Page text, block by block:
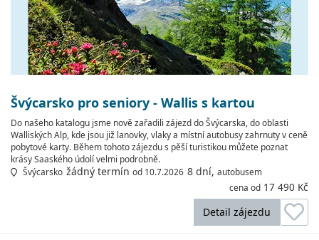
Švýcarsko pro seniory - Wallis s kartou
Do našeho katalogu jsme nově zařadili zájezd do Švýcarska, do oblasti
Walliských Alp, kde jsou již lanovky, vlaky a místní autobusy zahrnuty v ceně
pobytové karty. Během tohoto zájezdu s pěší turistikou můžete poznat
krásy Saaského údolí velmi podrobně.
Švýcarsko žádný termín od 10.7.2026 8 dní, autobusem
cena od 17 490 Kč
Detail zájezdu